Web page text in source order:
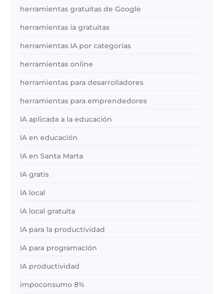
herramientas gratuitas de Google
herramientas ia gratuitas
herramientas IA por categorías
herramientas online
herramientas para desarrolladores
herramientas para emprendedores
IA aplicada a la educación
IA en educación
IA en Santa Marta
IA gratis
IA local
IA local gratuita
IA para la productividad
IA para programación
IA productividad
impoconsumo 8%